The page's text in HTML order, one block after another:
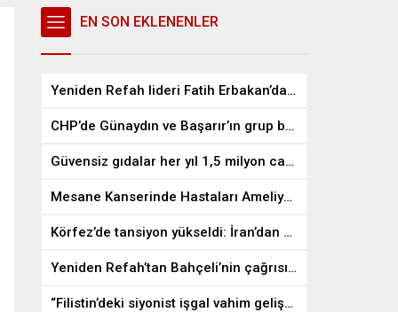
EN SON EKLENENLER
Yeniden Refah lideri Fatih Erbakan’dan Mustafa Destici’ye ziyaret
CHP’de Günaydın ve Başarır’ın grup başkanvekilliği düştü
Güvensiz gıdalar her yıl 1,5 milyon can alıyor
Mesane Kanserinde Hastaları Ameliyattan Kurtaran İlaç
Körfez’de tansiyon yükseldi: İran’dan ABD üslerine misilleme
Yeniden Refah’tan Bahçeli’nin çağrısına destek
“Filistin’deki siyonist işgal vahim gelişmelere gebe”